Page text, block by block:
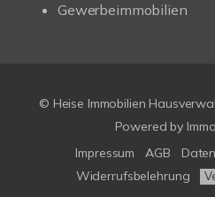
Gewerbeimmobilien
© Heise Immobilien
Powered by
Impressum
AGB
Widerrufsbelehrung